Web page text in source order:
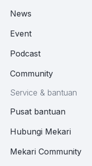
News
Event
Podcast
Community
Service & bantuan
Pusat bantuan
Hubungi Mekari
Mekari Community